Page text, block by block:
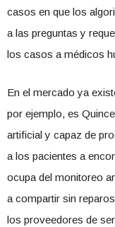
casos en que los
a las preguntas y
los casos a médicos
En el mercado ya
por ejemplo, es
artificial y capaz de
a los pacientes a
ocupa del monitoreo
a compartir sin
los proveedores de